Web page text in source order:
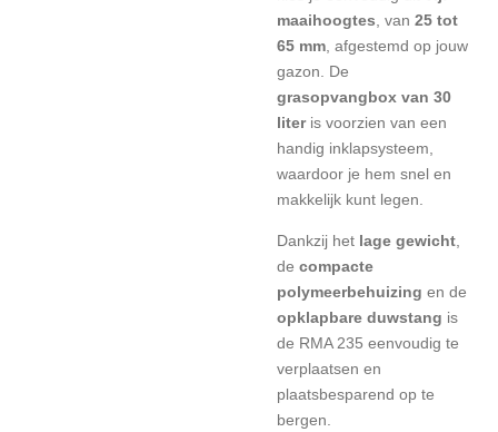
maaihoogtes , van 25 tot
65 mm , afgestemd op jouw
gazon. De
grasopvangbox van 30
literis voorzien van een
handig inklapsysteem,
waardoor je hem snel en
makkelijk kunt legen.
Dankzij het lage gewicht
de compacte
polymeerbehuizing en de
opklapbare duwstang is
de RMA 235 eenvoudig te
verplaatsen en
plaatsbesparend op te
bergen.